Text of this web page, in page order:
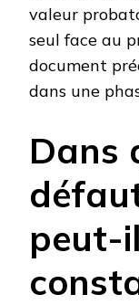
valeur
seul face au
document
dans une
Dans
peut-